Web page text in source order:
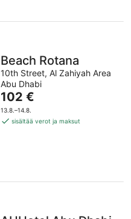
Beach Rotana
10th Street, Al Zahiyah Area
Abu Dhabi
Hinta
on
102 €
102 €
13.8.–14.8.
sisältää verot ja maksut